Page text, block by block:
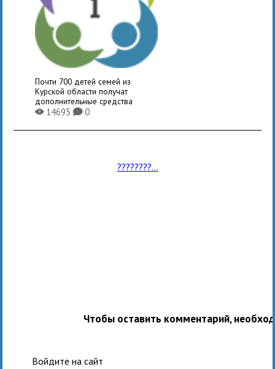
Почти 700 детей семей из
Курской области получат
дополнительные средства
X14695K0
????????...
Чтобы оставить комментарий,
Войдите на сайт